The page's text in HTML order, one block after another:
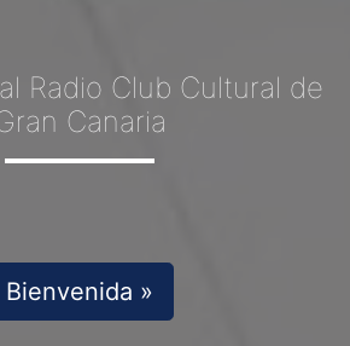
Radio Club Cultural de
Canaria
Bienvenida »